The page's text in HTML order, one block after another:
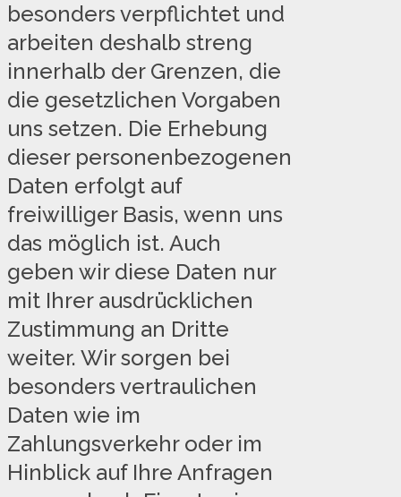
besonders verpflichtet und
arbeiten deshalb streng
innerhalb der Grenzen, die
die gesetzlichen Vorgaben
uns setzen. Die Erhebung
dieser personenbezogenen
Daten erfolgt auf
freiwilliger Basis, wenn uns
das möglich ist. Auch
geben wir diese Daten nur
mit Ihrer ausdrücklichen
Zustimmung an Dritte
weiter. Wir sorgen bei
besonders vertraulichen
Daten wie im
Zahlungsverkehr oder im
Hinblick auf Ihre Anfragen